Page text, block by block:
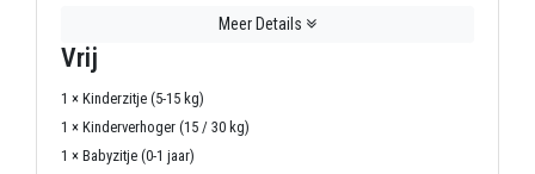
Meer Details
Vrij
1 × Kinderzitje (5-15 kg)
1 × Kinderverhoger (15 / 30 kg)
1 × Babyzitje (0-1 jaar)